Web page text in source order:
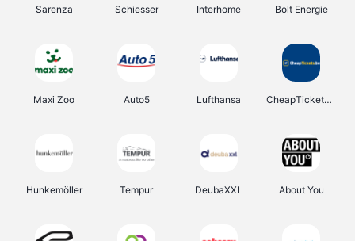
Sarenza Schiesser Interhome Bolt Energie
Maxi Zoo Auto5 Lufthansa CheapTickets.be
Hunkemöller Tempur DeubaXXL About You